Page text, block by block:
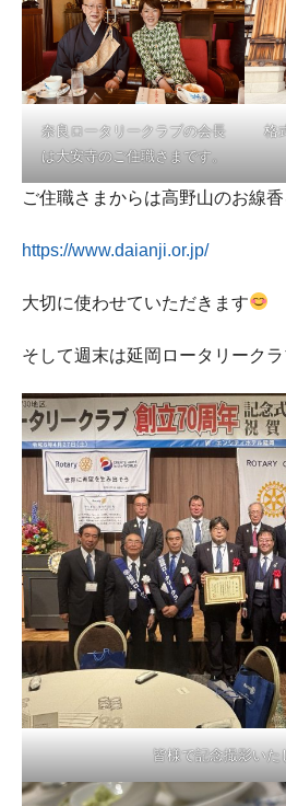
奈良ロータリークラブの会長
は大安寺のご住職さまです。
格
ご住職さまからは高野山のお線
https://www.daianji.or.jp/
大切に使わせていただきます
そして週末は延岡ロータリーク
皆様で記念撮影いた